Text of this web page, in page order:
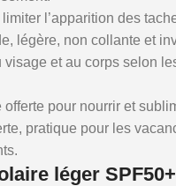
l’apparition des
légère, non collante et
visage et au corps selon
offerte pour nourrir et
pratique pour les
léger SPF50+